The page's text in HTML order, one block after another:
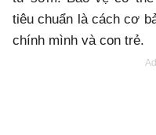
tiêu chuẩn là cách cơ
chính mình và con trẻ.